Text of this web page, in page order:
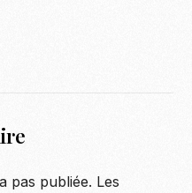
pas publiée. Les